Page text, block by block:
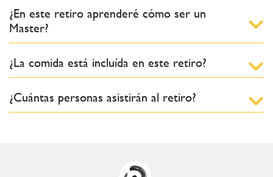
¿En este retiro aprenderé cómo ser un
Master?
¿La comida está incluída en este retiro?
¿Cuántas personas asistirán al retiro?